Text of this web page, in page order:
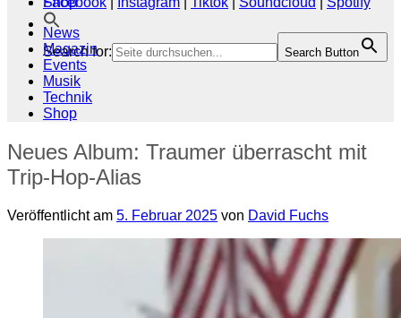
Search for: Search Button
News
Magazin
Events
Musik
Technik
Shop
Neues Album: Traumer überrascht mit
Trip-Hop-Alias
Veröffentlicht am 5. Februar 2025 von David Fuchs